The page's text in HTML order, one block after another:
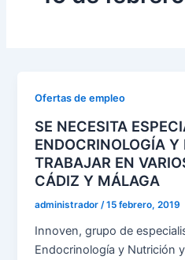
Ofertas de empleo
SE NECESITA
ENDOCRINOLOGÍA
TRABAJAR EN
CÁDIZ Y MÁLAGA
administrador/15 febrero, 2019
Innoven, grupo de
Endocrinología y Nutrición